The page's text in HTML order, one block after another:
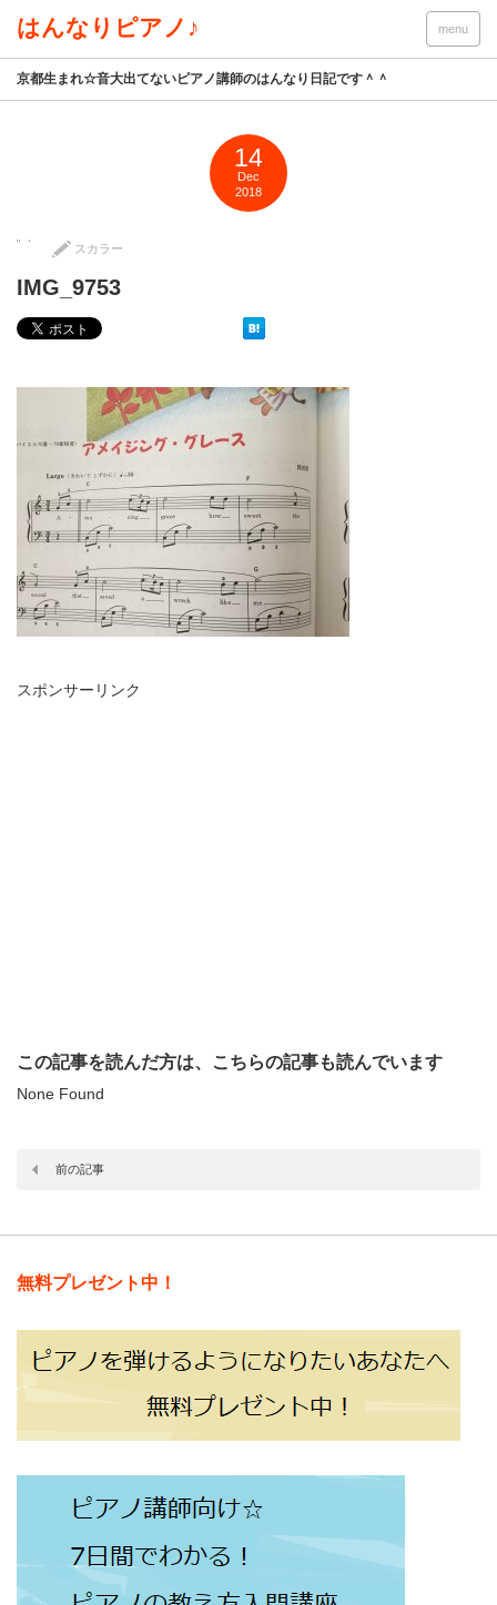
はんなりピアノ♪ menu
京都生まれ☆音大出てないピアノ講師のはんなり日記です＾＾
14
Dec
2018
スカラー
IMG_9753
スポンサーリンク
この記事を読んだ方は、こちらの記事も読んでいます
None Found
前の記事
無料プレゼント中！